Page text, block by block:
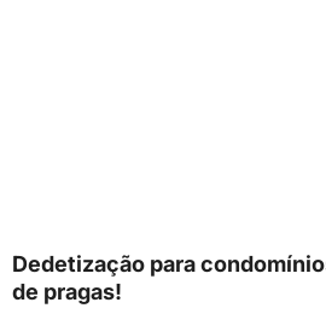
Dedetização para
de pragas!